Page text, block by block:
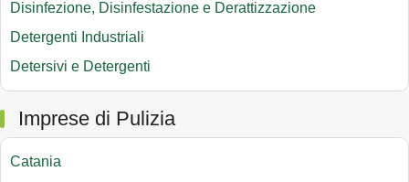
Disinfezione, Disinfestazione e Derattizzazione
Detergenti Industriali
Detersivi e Detergenti
Imprese di Pulizia
Catania